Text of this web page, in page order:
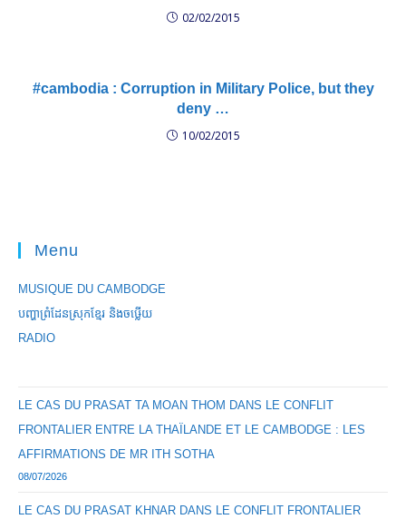
02/02/2015
#cambodia : Corruption in Military Police, but they
deny …
10/02/2015
Menu
MUSIQUE DU CAMBODGE
បញ្ហាព្រំដែនស្រុកខ្មែរ និងចឞ្លើយ
RADIO
LE CAS DU PRASAT TA MOAN THOM DANS LE CONFLIT
FRONTALIER ENTRE LA THAÏLANDE ET LE CAMBODGE : LES
AFFIRMATIONS DE MR ITH SOTHA
08/07/2026
LE CAS DU PRASAT KHNAR DANS LE CONFLIT FRONTALIER